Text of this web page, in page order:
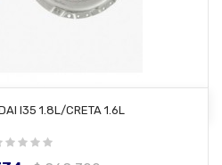
AL CARRITO
I35 1.8L/CRETA 1.6L